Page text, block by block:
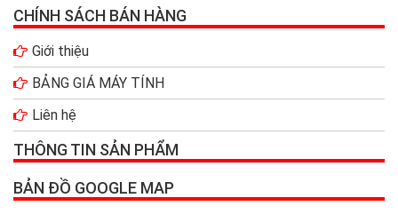
CHÍNH SÁCH BÁN HÀNG
Giới thiệu
BẢNG GIÁ MÁY TÍNH
Liên hệ
THÔNG TIN SẢN PHẨM
BẢN ĐỒ GOOGLE MAP